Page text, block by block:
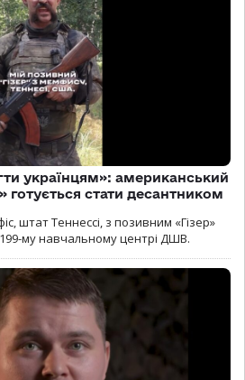
українцям»: американський
готується стати десантником
штат Теннессі, з позивним «Гізер»
му навчальному центрі ДШВ.